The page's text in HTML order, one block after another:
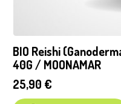
BIO Reishi
40G / MOONAMAR
25,90 €